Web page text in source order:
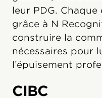
leur PDG.
grâce à N
construire la
nécessaires pour
l’épuisement
CIBC